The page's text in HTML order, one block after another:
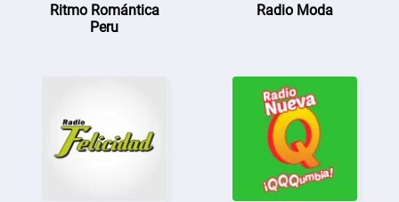
Ritmo Romántica
Peru
Radio Moda